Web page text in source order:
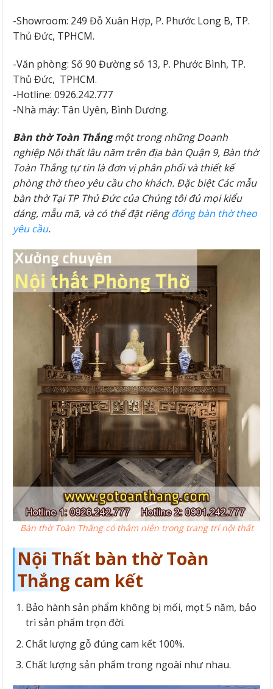
-Showroom: 249 Đỗ Xuân Hợp, P. Phước Long B, TP.
Thủ Đức, TPHCM.
-Văn phòng: Số 90 Đường số 13, P. Phước Bình, TP.
Thủ Đức, TPHCM.
-Hotline: 0926.242.777
-Nhà máy: Tân Uyên, Bình Dương.
Bàn thờ Toàn Thắngmột trong những Doanh
nghiệp Nội thất lâu năm trên địa bàn Quận 9, Bàn thờ
Toàn Thắng tự tin là đơn vị phân phối và thiết kế
phòng thờ theo yêu cầu cho khách. Đặc biệt Các mẫu
bàn thờ Tại TP Thủ Đức của Chúng tôi đủ mọi kiểu
dáng, mẫu mã, và có thể đặt riêngđóng bàn thờ theo
yêu cầu.
Bàn thờ Toàn Thắng có thâm niên trong trang trí nội thất
Nội Thất bàn thờ Toàn
Thắng cam kết
Bảo hành sản phẩm không bị mối, mọt 5 năm, bảo
trì sản phẩm trọn đời.
Chất lượng gỗ đúng cam kết 100%.
Chất lượng sản phẩm trong ngoài như nhau.